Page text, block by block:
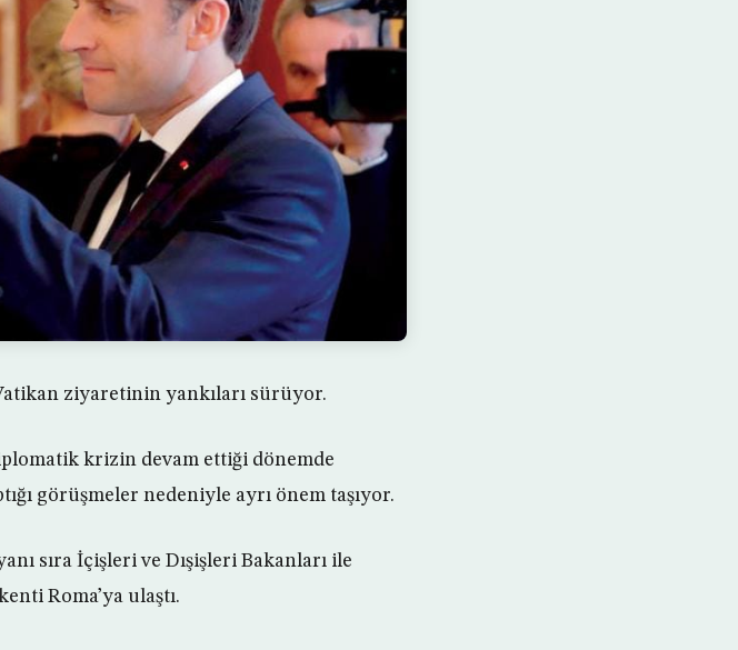
ziyaretinin yankıları sürüyor.
krizin devam ettiği dönemde
görüşmeler nedeniyle ayrı önem taşıyor.
sıra İçişleri ve Dışişleri Bakanları ile
Roma’ya ulaştı.